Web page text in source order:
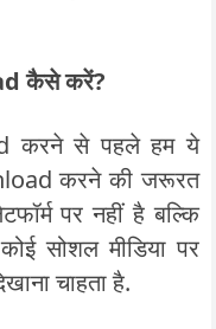
कैसे करें?
करने से पहले हम ये
करने की जरूरत
पर नहीं है बल्कि
सोशल मीडिया पर
चाहता है.